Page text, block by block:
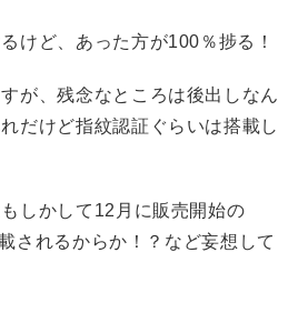
けど、あった方が100％捗る！
が、残念なところは後出しなん
だけど指紋認証ぐらいは搭載し
しかして12月に販売開始の
されるからか！？など妄想して